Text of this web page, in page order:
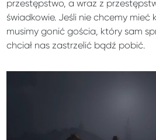
przestępstwo, a wraz z
świadkowie. Jeśli nie chcemy mieć
musimy gonić gościa, który sam
chciał nas zastrzelić bądź pobić.